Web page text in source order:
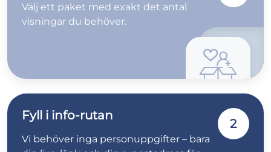
Välj ett paket med exakt det antal
visningar du behöver.
Fyll i info-rutan
Vi behöver inga personuppgifter – bara
2